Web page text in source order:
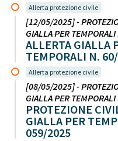
Allerta protezione civile
[12/05/2025] -
GIALLA PER
ALLERTA GIALLA
TEMPORALI N.
Allerta protezione civile
[08/05/2025] -
GIALLA PER
PROTEZIONE
GIALLA PER
059/2025